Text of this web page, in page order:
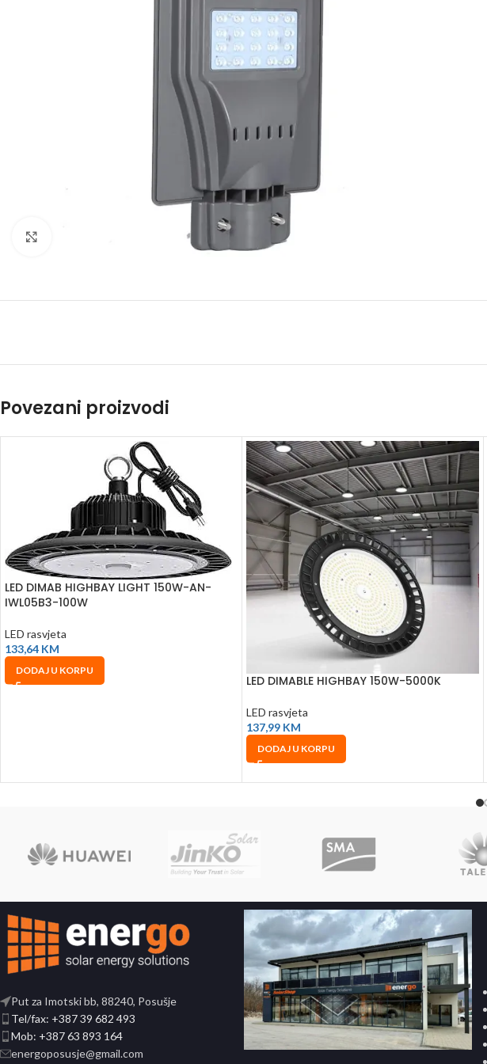
Povezani proizvodi
LED DIMAB HIGHBAY LIGHT 150W-AN-
IWL05B3-100W
LED rasvjeta
133,64 KM
DODAJ U KORPU
LED DIMABLE HIGHBAY 150W-5000K
LED rasvjeta
137,99 KM
DODAJ U KORPU
Put za Imotski bb, 88240, Posušje
Tel/fax: +387 39 682 493
Mob: +387 63 893 164
energoposusje@gmail.com